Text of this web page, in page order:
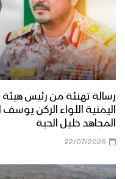
رسالة تهنئة من رئيس هيئة
اليمنية اللواء الركن
المجاهد خليل الحية
22/07/2026